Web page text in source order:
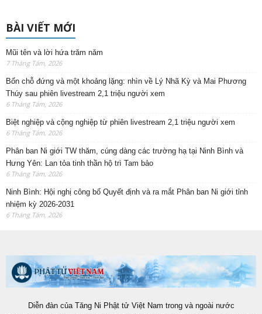
BÀI VIẾT MỚI
Mũi tên và lời hứa trăm năm
7 Tháng Tám, 2026
Bốn chỗ đứng và một khoảng lặng: nhìn về Lý Nhã Kỳ và Mai Phương
Thúy sau phiên livestream 2,1 triệu người xem
6 Tháng Tám, 2026
Biệt nghiệp và cộng nghiệp từ phiên livestream 2,1 triệu người xem
6 Tháng Tám, 2026
Phân ban Ni giới TW thăm, cúng dàng các trường hạ tại Ninh Bình và
Hưng Yên: Lan tỏa tinh thần hộ trì Tam bảo
6 Tháng Tám, 2026
Ninh Bình: Hội nghị công bố Quyết định và ra mắt Phân ban Ni giới tỉnh
nhiệm kỳ 2026-2031
6 Tháng Tám, 2026
Diễn đàn của Tăng Ni Phật tử Việt Nam trong và ngoài nước